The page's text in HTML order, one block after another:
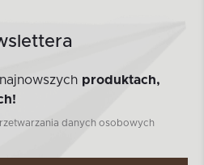
produktach,
danych osobowych